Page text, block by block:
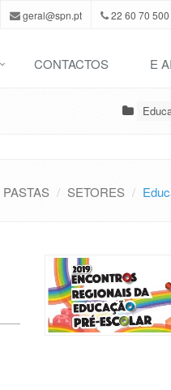
geral@spn.pt 22 60 70 500
CONTACTOS E
PASTAS SETORES